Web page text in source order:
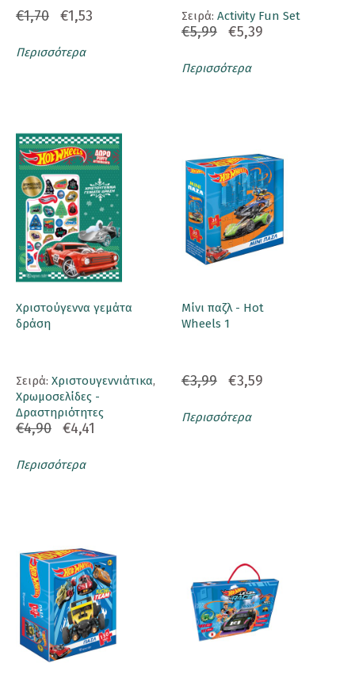
€1,70 €1,53
Περισσότερα
Σειρά: Activity Fun Set
€5,99 €5,39
Περισσότερα
Χριστούγεννα γεμάτα
δράση
Σειρά: Χριστουγεννιάτικα,
Χρωμοσελίδες -
Δραστηριότητες
€4,90 €4,41
Περισσότερα
Μίνι παζλ - Hot
Wheels 1
€3,99 €3,59
Περισσότερα